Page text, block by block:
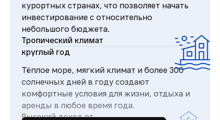
курортных странах, что позволяет начать
инвестирование с относительно
небольшого бюджета.
Тропический климат
круглый год
Тёплое море, мягкий климат и более 300
солнечных дней в году создают
комфортные условия для жизни, отдыха и
аренды в любое время года.
Высокий доход от